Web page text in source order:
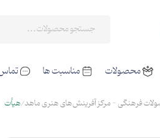
محصولات مناسبت ها تماس
فرهنگی - مرکز آفرینش‌های هنری ماهد هیأت